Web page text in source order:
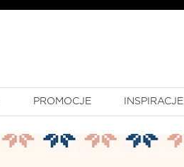
PROMOCJE INSPIRACJE